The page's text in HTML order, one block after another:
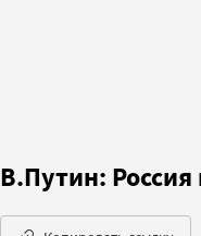
В.Путин: